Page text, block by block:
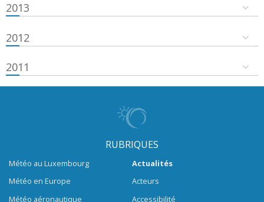
2013
2012
2011
RUBRIQUES
Météo au Luxembourg
Météo en Europe
Météo aéronautique
Actualités
Acteurs
Accessibilité